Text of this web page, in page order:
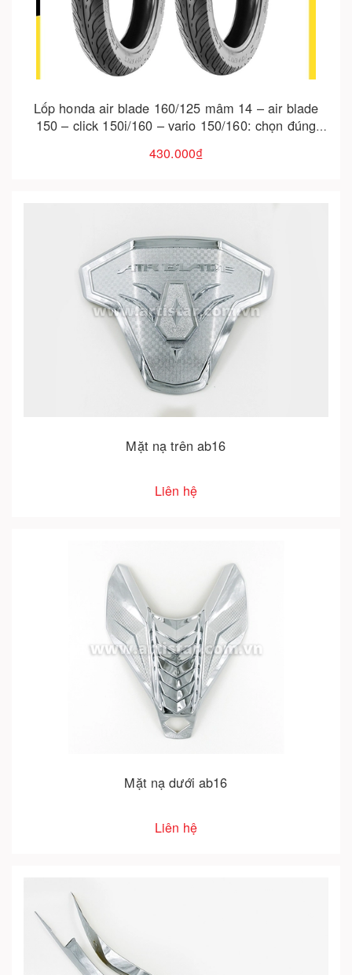
Lốp honda air blade 160/125 mâm 14 – air blade
150 – click 150i/160 – vario 150/160: chọn đúng
430.000₫
Cho vào giỏ hàng
Mặt nạ trên ab16
Liên hệ
Mặt nạ dưới ab16
Liên hệ